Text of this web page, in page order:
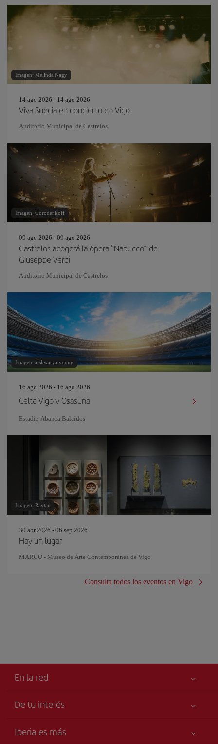
Imagen: Melinda Nagy
14 ago 2026 - 14 ago 2026
Viva Suecia en concierto en Vigo
Auditorio Municipal de Castrelos
Imagen: Gorodenkoff
09 ago 2026 - 09 ago 2026
Castrelos acogerá la ópera “Nabucco” de
Giuseppe Verdi
Auditorio Municipal de Castrelos
Imagen: aishwarya young
16 ago 2026 - 16 ago 2026
Celta Vigo v Osasuna
Estadio Abanca Balaídos
Imagen: Raytan
30 abr 2026 - 06 sep 2026
Hay un lugar
MARCO - Museo de Arte Contemporánea de Vigo
Consulta todos los eventos en Vigo
En la red
De tu interés
Accesibilidad
Iberia es más